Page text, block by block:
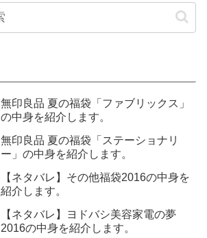
無印良品 夏の福袋「ファブリックス」
の中身を紹介します。
無印良品 夏の福袋「ステーショナリ
ー」の中身を紹介します。
【ネタバレ】その他福袋2016の中身を
紹介します。
【ネタバレ】ヨドバシ美容家電の夢
2016の中身を紹介します。